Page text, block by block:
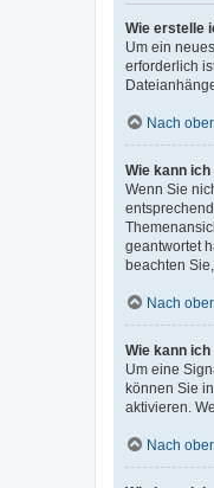
Wie erstelle
Um ein
erforderlich
Nach
Wie kann
Wenn Sie
geantwortet
beachten
Nach
Wie kann
Um eine
können Sie
aktivieren.
Nach